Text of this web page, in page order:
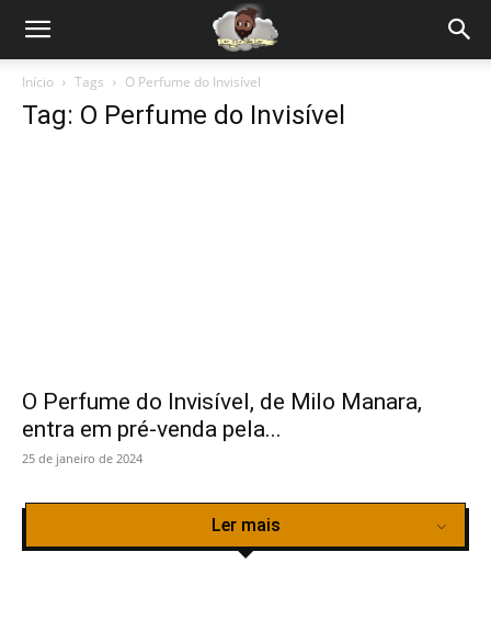
Início Tags O Perfume do Invisível
Tag: O Perfume do Invisível
O Perfume do Invisível, de Milo Manara,
entra em pré-venda pela...
25 de janeiro de 2024
Ler mais